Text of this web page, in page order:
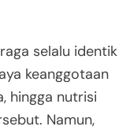
selalu identik
keanggotaan
hingga nutrisi
Namun,